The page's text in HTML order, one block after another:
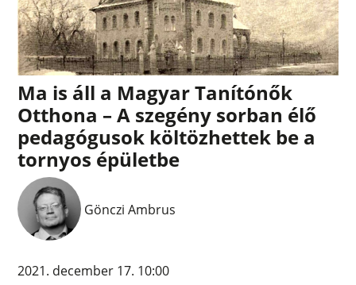
Ma is áll a Magyar Tanítónők
Otthona – A szegény sorban élő
pedagógusok költözhettek be a
tornyos épületbe
Gönczi Ambrus
2021. december 17. 10:00